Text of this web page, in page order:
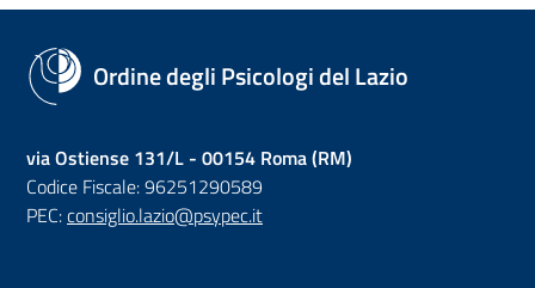
Ordine degli Psicologi del Lazio
via Ostiense 131/L - 00154 Roma (RM)
Codice Fiscale: 96251290589
PEC:consiglio.lazio@psypec.it